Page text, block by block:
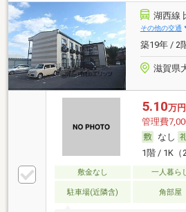
湖西線
その他の交通
築19年 / 2
滋賀県
5.10万円
管理費
なし
1階 / 1K（
敷金なし 一人暮ら
駐車場(近隣含) 角部屋